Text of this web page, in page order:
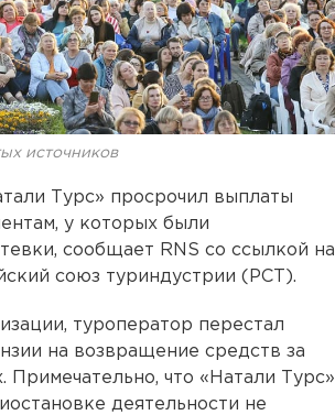
источников
Турс» просрочил выплаты
у которых были
сообщает RNS со ссылкой на
союз туриндустрии (РСТ).
туроператор перестал
на возвращение средств за
Примечательно, что «Натали Турс»
деятельности не